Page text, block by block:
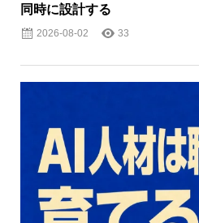
同時に設計する
2026-08-02 33